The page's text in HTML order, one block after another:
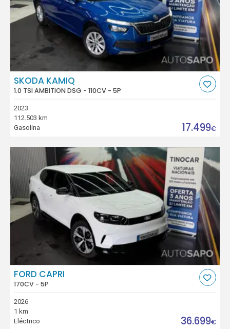
SKODA KAMIQ
1.0 TSI AMBITION DSG - 110CV - 5P
2023
112.503 km
Gasolina
17.499€
FORD CAPRI
170CV - 5P
2026
1 km
Eléctrico
36.699€